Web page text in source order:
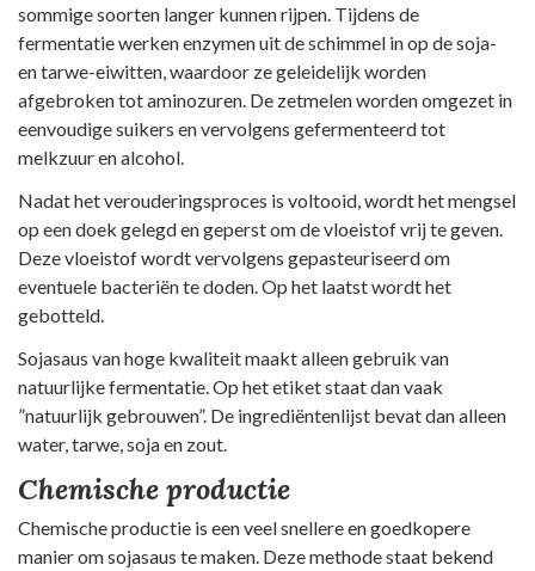
sommige soorten langer kunnen rijpen. Tijdens de
fermentatie werken enzymen uit de schimmel in op de soja-
en tarwe-eiwitten, waardoor ze geleidelijk worden
afgebroken tot aminozuren. De zetmelen worden omgezet in
eenvoudige suikers en vervolgens gefermenteerd tot
melkzuur en alcohol.
Nadat het verouderingsproces is voltooid, wordt het mengsel
op een doek gelegd en geperst om de vloeistof vrij te geven.
Deze vloeistof wordt vervolgens gepasteuriseerd om
eventuele bacteriën te doden. Op het laatst wordt het
gebotteld.
Sojasaus van hoge kwaliteit maakt alleen gebruik van
natuurlijke fermentatie. Op het etiket staat dan vaak
”natuurlijk gebrouwen”. De ingrediëntenlijst bevat dan alleen
water, tarwe, soja en zout.
Chemische productie
Chemische productie is een veel snellere en goedkopere
manier om sojasaus te maken. Deze methode staat bekend